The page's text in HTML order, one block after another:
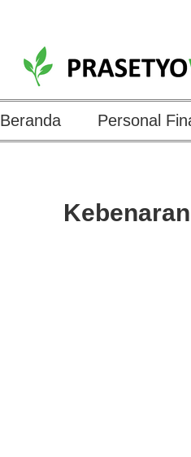
Beranda Personal